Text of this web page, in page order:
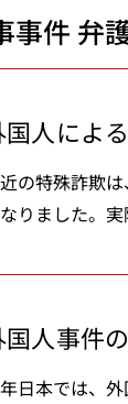
事件 弁
国人によ
の特殊詐欺
りました。
国人事件
日本では、